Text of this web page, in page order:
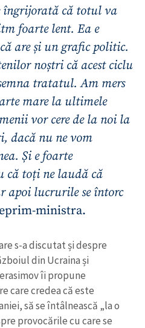
îngrijorată că totul va
foarte lent. Ea e
are și un grafic politic.
noștri că acest ciclu
tratatul. Am mers
mare la ultimele
vor cere de la noi la
dacă nu ne vom
Și e foarte
că toți ne laudă că
apoi lucrurile se întorc
ministra.
s-a discutat și despre
din Ucraina și
îi propune
care credea că este
să se întâlnească „la o
provocările cu care se